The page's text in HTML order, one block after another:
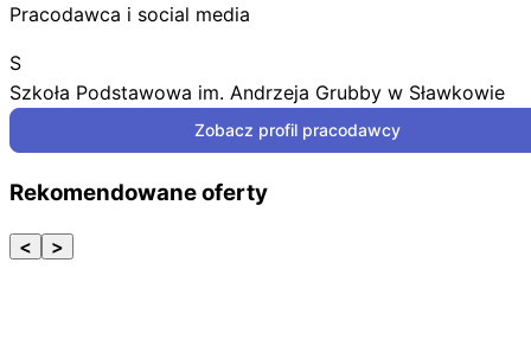
Pracodawca i social media
S
Szkoła Podstawowa im. Andrzeja Grubby w Sławkowie
Zobacz profil pracodawcy
Rekomendowane oferty
< >